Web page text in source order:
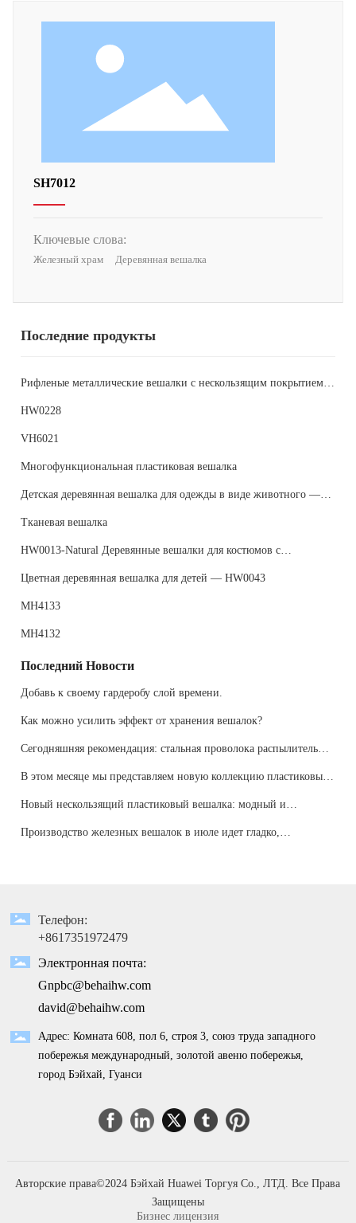
SH7012
Ключевые слова:
Железный храм Деревянная вешалка
Последние продукты
Рифленые металлические вешалки с нескользящим покрытием
MH4130
HW0228
VH6021
Многофункциональная пластиковая вешалка
Детская деревянная вешалка для одежды в виде животного —
HW0106
Тканевая вешалка
HW0013-Natural Деревянные вешалки для костюмов с
нескользящей брючной планкой, вешалки из натурального
дерева для пальто, рубашек, курток, брюк, костюмов
Цветная деревянная вешалка для детей — HW0043
MH4133
MH4132
Последний Новости
Добавь к своему гардеробу слой времени.
Как можно усилить эффект от хранения вешалок?
Сегодняшняя рекомендация: стальная проволока распылитель
вешалка, новый выбор для домашней жизни
В этом месяце мы представляем новую коллекцию пластиковых
металлических вешалок, чтобы принести идеальное сочетание
моды и практичности в вашу домашнюю жизнь
Новый нескользящий пластиковый вешалка: модный и
практичный, новый опыт создания шкафа
Производство железных вешалок в июле идет гладко,
Телефон:
+8617351972479
Электронная почта:
Gnpbc@behaihw.com
david@behaihw.com
Адрес: Комната 608, пол 6, строя 3, союз труда западного
побережья международный, золотой авеню побережья,
город Бэйхай, Гуанси
Авторские права©2024 Бэйхай Huawei Торгуя Co., ЛТД. Все Права
Защищены
Бизнес лицензия